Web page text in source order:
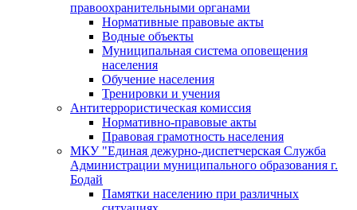
правоохранительными органами
Нормативные правовые акты
Водные объекты
Муниципальная система оповещения
населения
Обучение населения
Тренировки и учения
Антитеррористическая комиссия
Нормативно-правовые акты
Правовая грамотность населения
МКУ "Единая дежурно-диспетчерская Служба
Администрации муниципального образования г.
Бодай
Памятки населению при различных